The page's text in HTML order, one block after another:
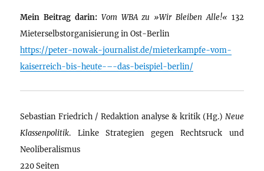
Mein Beitrag darin: Vom WBA zu »Wir Bleiben Alle!« 132
Mieterselbstorganisierung in Ost-Berlin
https://peter-nowak-journalist.de/mieterkampfe-vom-
kaiserreich-bis-heute-–-das-beispiel-berlin/
Sebastian Friedrich / Redaktion analyse & kritik (Hg.) Neue
Klassenpolitik. Linke Strategien gegen Rechtsruck und
Neoliberalismus
220 Seiten